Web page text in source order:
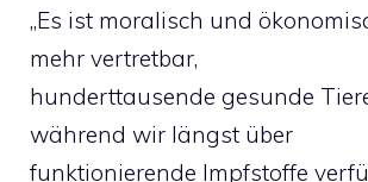
„Es ist moralisch und
mehr vertretbar,
hunderttausende gesunde
während wir längst über
funktionierende Impfstoffe